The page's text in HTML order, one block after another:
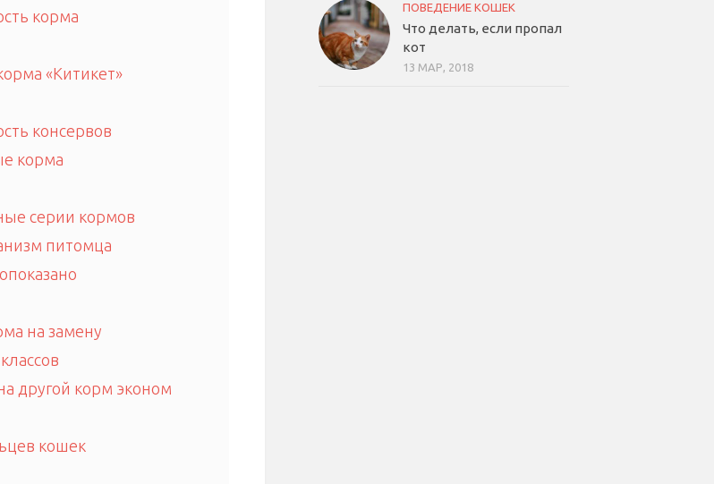
корма
«Китикет»
консервов
корма
серии кормов
питомца
на замену
другой корм эконом
кошек
ПОВЕДЕНИЕ КОШЕК
Что делать, если пропал
кот
13 МАР, 2018